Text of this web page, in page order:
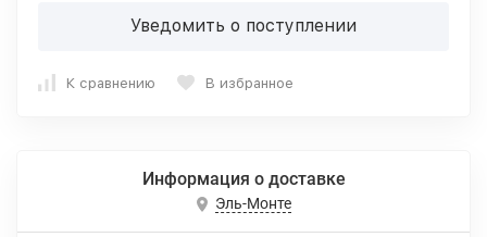
Уведомить о поступлении
К сравнению В избранное
Информация о доставке
Эль-Монте